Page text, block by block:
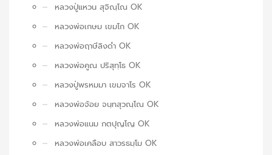
หลวงปู่แหวน สุจิณฺโณ OK
หลวงพ่อเกษม เขมโก OK
หลวงพ่อฤาษีลิงดำ OK
หลวงพ่อคูณ ปริสุทฺโธ OK
หลวงปู่พรหมมา เขมจาโร OK
หลวงพ่อจ้อย จนฺทสุวณฺโณ OK
หลวงพ่อแนม กตปุญโญ OK
หลวงพ่อเคลือบ สาวรธมฺโม OK